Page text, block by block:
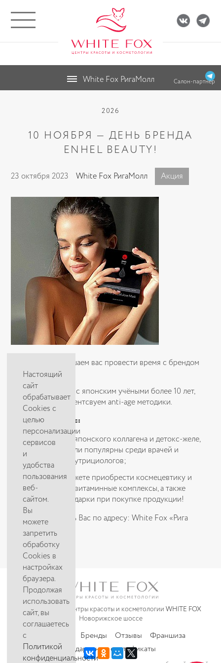
White Fox РигаМолл Салон-партнёр
2026
10 НОЯБРЯ — ДЕНЬ БРЕНДА
ENHEL BEAUTY!
23 октября 2023 White Fox РигаМолл Акция
10 ноября приглашаем вас провести время с брендом
Enhel Beauty!
Мы сотрудничаем с японским учёными более 10 лет,
изучаем и совершентсвуем anti-age методики.
В этот день для вас:
Дегустация японского коллагена и детокс-желе,
которые стали популярны среди врачей и
известных нутрициологов;
У нас Вы можете приобрести космецевтику и
уникальные витаминные комплексы, а также
получить подарки при покупке продукции!
Будем рады видеть Вас по адресу: White Fox «Рига
Молл»
© 2008—2026 Центры красоты и косметологии WHITE FOX
Новорижское шоссе
Бренды Отзывы
Франшиза
Подарочные сертификаты
Настоящий
сайт
обрабатывает
Cookies с
целью
персонализации
сервисов
и
удобства
пользования
веб-
сайтом.
Вы
можете
запретить
обработку
Cookies в
настройках
браузера.
Продолжая
использовать
сайт, вы
соглашаетесь
с
Политикой
конфиденциальности